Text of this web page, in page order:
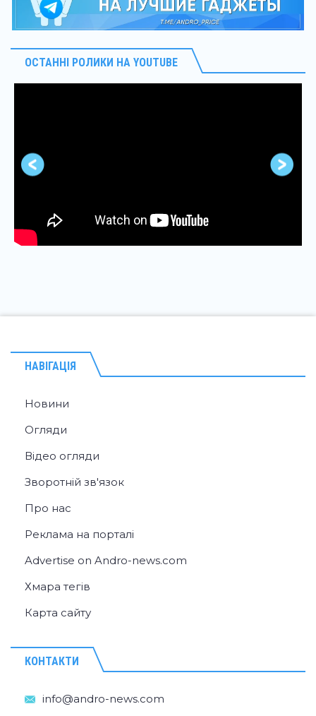
ОСТАННІ РОЛИКИ НА YOUTUBE
НАВІГАЦІЯ
Новини
Огляди
Відео огляди
Зворотній зв'язок
Про нас
Реклама на порталі
Advertise on Andro-news.com
Хмара тегів
Карта сайту
КОНТАКТИ